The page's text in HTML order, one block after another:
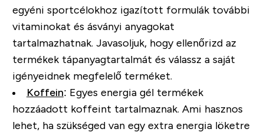
egyéni sportcélokhoz igazított formulák további
vitaminokat és ásványi anyagokat
tartalmazhatnak. Javasoljuk, hogy ellenőrizd az
termékek tápanyagtartalmát és válassz a saját
igényeidnek megfelelő terméket.
Koffein: Egyes energia gél termékek
hozzáadott koffeint tartalmaznak. Ami hasznos
lehet, ha szükséged van egy extra energia löketre